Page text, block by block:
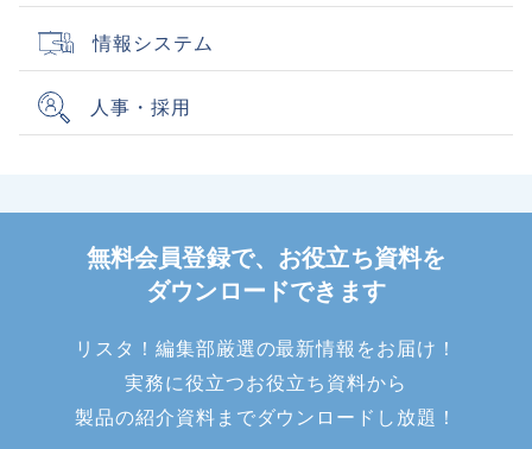
情報システム
人事・採用
無料会員登録で、お役立ち資料を
ダウンロードできます
リスタ！編集部厳選の最新情報をお届け！
実務に役立つお役立ち資料から
製品の紹介資料までダウンロードし放題！